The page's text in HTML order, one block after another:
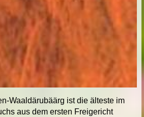
Waaldärubäärg ist die älteste im
aus dem ersten Freigericht